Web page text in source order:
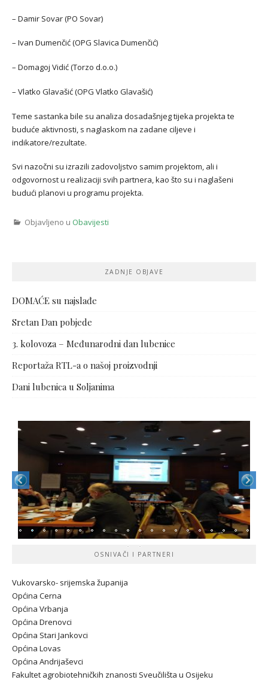
– Damir Sovar (PO Sovar)
– Ivan Dumenčić (OPG Slavica Dumenčić)
– Domagoj Vidić (Torzo d.o.o.)
– Vlatko Glavašić (OPG Vlatko Glavašić)
Teme sastanka bile su analiza dosadašnjeg tijeka projekta te
buduće aktivnosti, s naglaskom na zadane ciljeve i
indikatore/rezultate.
Svi nazočni su izrazili zadovoljstvo samim projektom, ali i
odgovornost u realizaciji svih partnera, kao što su i naglašeni
budući planovi u programu projekta.
Objavljeno u Obavijesti
ZADNJE OBJAVE
DOMAĆE su najslađe
Sretan Dan pobjede
3. kolovoza – Međunarodni dan lubenice
Reportaža RTL-a o našoj proizvodnji
Dani lubenica u Soljanima
OSNIVAČI I PARTNERI
Vukovarsko- srijemska županija
Općina Cerna
Općina Vrbanja
Općina Drenovci
Općina Stari Jankovci
Općina Lovas
Općina Andrijaševci
Fakultet agrobiotehničkih znanosti Sveučilišta u Osijeku